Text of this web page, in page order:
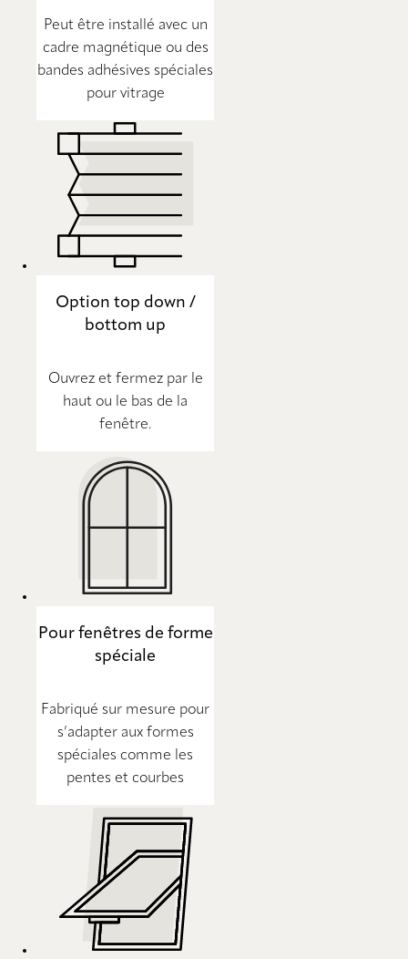
Peut être installé avec un
cadre magnétique ou des
bandes adhésives spéciales
pour vitrage
Option top down /
bottom up
Ouvrez et fermez par le
haut ou le bas de la
fenêtre.
Pour fenêtres de forme
spéciale
Fabriqué sur mesure pour
s’adapter aux formes
spéciales comme les
pentes et courbes